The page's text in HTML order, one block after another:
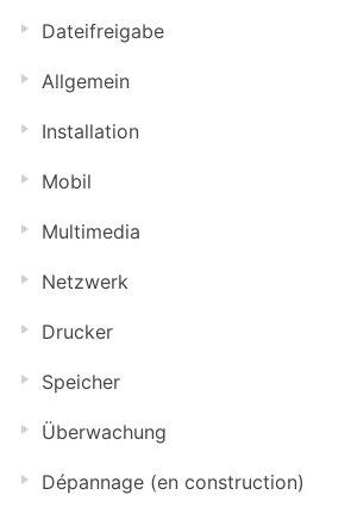
Dateifreigabe
Allgemein
Installation
Mobil
Multimedia
Netzwerk
Drucker
Speicher
Überwachung
Dépannage (en construction)